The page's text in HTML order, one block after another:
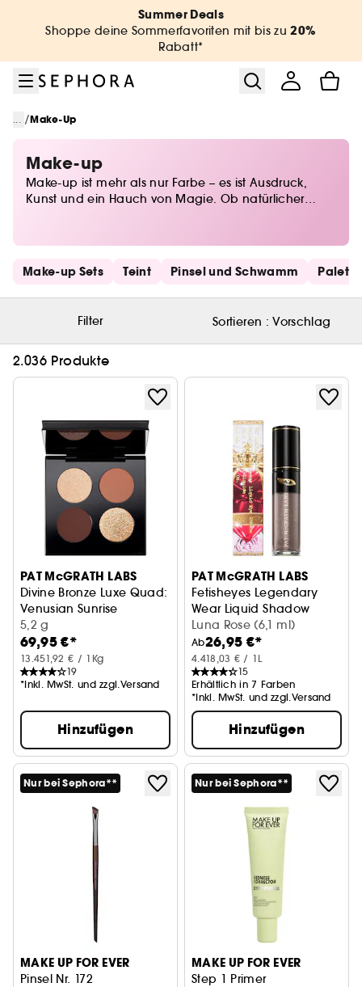
Summer Deals
Shoppe deine Sommerfavoriten mit bis zu20%
Rabatt*
... /Make-Up
Make-up
Make-up ist mehr als nur Farbe – es ist Ausdruck,
Kunst und ein Hauch von Magie. Ob natürlicher
setzen. Von Foundations für den perfekten Teint über
ausdrucksstarkes Augen-Make-up bis hin zu
Lidschatten in allen Nuancen – entdecke die
neuesten Trends und zeitlose Klassiker. Lass deiner
haves für jeden Anlass!
Schnelllinks überspringen
Make-up Sets Teint Pinsel und Schwamm
Filter Sortieren :Vorschlag
2.036 Produkte
PAT McGRATH LABS
Divine Bronze Luxe Quad:
Venusian Sunrise
Lidschattenpalette
5,2 g
69,95 €*
13.451,92 € / 1Kg
19
*Inkl. MwSt. und zzgl.Versand
Hinzufügen
PAT McGRATH LABS
Fetisheyes Legendary
Wear Liquid Shadow
Flüssiger Lidschatten
Luna Rose (6,1 ml)
Ab26,95 €*
4.418,03 € / 1L
15
Erhältlich in 7 Farben
*Inkl. MwSt. und zzgl.Versand
Hinzufügen
Nur bei Sephora**
MAKE UP FOR EVER
Pinsel Nr. 172
Nur bei Sephora**
MAKE UP FOR EVER
Step 1 Primer